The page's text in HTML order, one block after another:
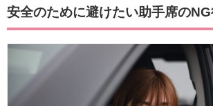
安全のために避けたい助手席の